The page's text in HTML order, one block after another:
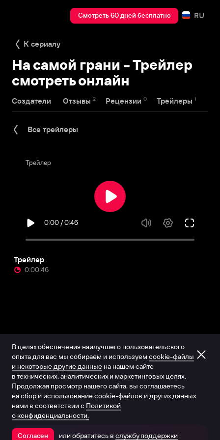
Смотреть 60 дней бесплатно RU
К сериалу
На самой грани - Трейлер
смотреть онлайн
Создатели Отзывы 2 Рецензии 0 Трейлеры 1
Все трейлеры
Трейлер
0:00:46
Открыть в приложении
В целях обеспечения наилучшего пользовательского
опыта для вас мы собираем и используем cookie-файлы
и некоторые другие данные на нашем сайте
в технических, аналитических и маркетинговых целях.
Продолжая просмотр нашего сайта, вы соглашаетесь
на сбор и использование cookie-файлов и других данных
нами в соответствии с Политикой
о конфиденциальности.
Согласен или обратитесь в службу поддержки